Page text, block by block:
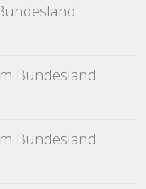
Bundesland
Bundesland